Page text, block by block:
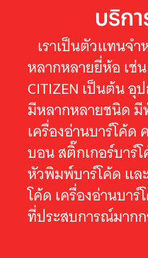
บริกา
เราเป็นตัวแทนจ
หลากหลายยี่ห้อ เช่
CITIZEN เป็นต้น
มีหลากหลายชนิด มี
เครื่องอ่านบาร์โค้ด
บอน สติ๊กเกอร์บาร์
หัวพิมพ์บาร์โค้ด แล
โค้ด เครื่องอ่านบา
ที่ประสบการณ์มาก